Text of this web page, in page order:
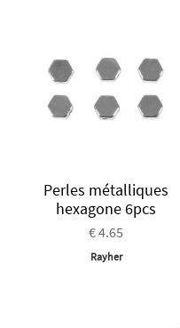
Perles métalliques
hexagone 6pcs
€ 4.65
Rayher